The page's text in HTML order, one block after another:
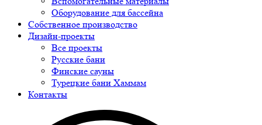
Оборудование для бассейна
Собственное производство
Дизайн-проекты
Все проекты
Русские бани
Финские сауны
Турецкие бани Хаммам
Контакты